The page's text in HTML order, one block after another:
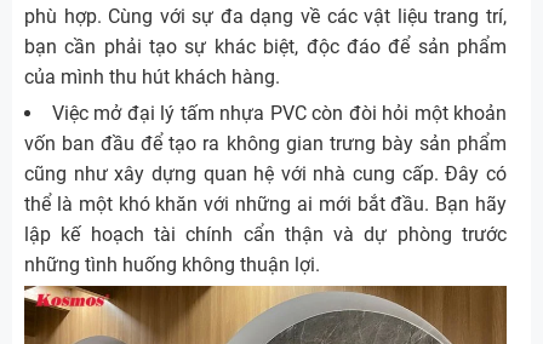
phù hợp. Cùng với sự đa dạng về các vật liệu trang trí,
bạn cần phải tạo sự khác biệt, độc đáo để sản phẩm
của mình thu hút khách hàng.
Việc mở đại lý tấm nhựa PVC còn đòi hỏi một khoản
vốn ban đầu để tạo ra không gian trưng bày sản phẩm
cũng như xây dựng quan hệ với nhà cung cấp. Đây có
thể là một khó khăn với những ai mới bắt đầu. Bạn hãy
lập kế hoạch tài chính cẩn thận và dự phòng trước
những tình huống không thuận lợi.